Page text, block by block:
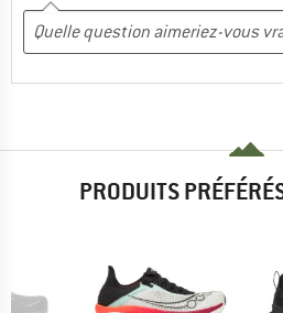
PRODUITS